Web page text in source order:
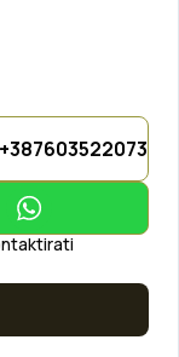
+387603522073